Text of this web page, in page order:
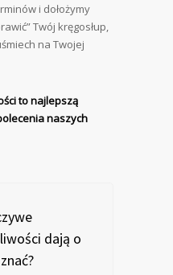
i dołożymy
Twój kręgosłup,
na Twojej
to najlepszą
naszych
dają o